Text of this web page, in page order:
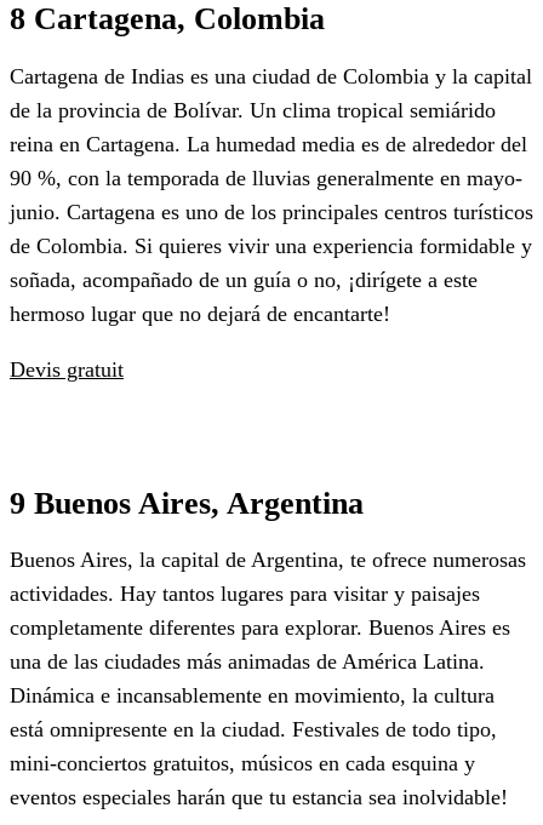
8 Cartagena, Colombia
Cartagena de Indias es una ciudad de Colombia y la capital
de la provincia de Bolívar. Un clima tropical semiárido
reina en Cartagena. La humedad media es de alrededor del
90 %, con la temporada de lluvias generalmente en mayo-
junio. Cartagena es uno de los principales centros turísticos
de Colombia. Si quieres vivir una experiencia formidable y
soñada, acompañado de un guía o no, ¡dirígete a este
hermoso lugar que no dejará de encantarte!
Devis gratuit
9 Buenos Aires, Argentina
Buenos Aires, la capital de Argentina, te ofrece numerosas
actividades. Hay tantos lugares para visitar y paisajes
completamente diferentes para explorar. Buenos Aires es
una de las ciudades más animadas de América Latina.
Dinámica e incansablemente en movimiento, la cultura
está omnipresente en la ciudad. Festivales de todo tipo,
mini-conciertos gratuitos, músicos en cada esquina y
eventos especiales harán que tu estancia sea inolvidable!